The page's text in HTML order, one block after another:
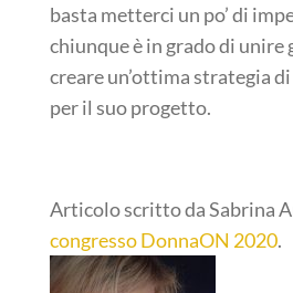
basta metterci un po’ di
chiunque è in grado di unire
creare un’ottima strategia
per il suo progetto.
Articolo scritto da Sabrina
congresso DonnaON 2020.